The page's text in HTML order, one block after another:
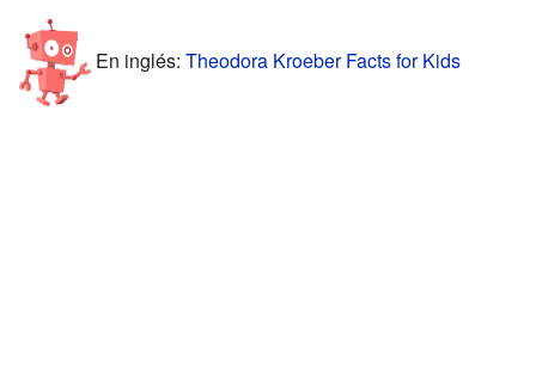
En inglés: Theodora Kroeber Facts for Kids